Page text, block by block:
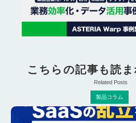
こちらの記事も読
Related Posts
製品コラム